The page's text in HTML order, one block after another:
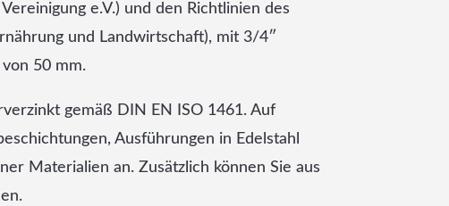
e.V.) und den Richtlinien des
und Landwirtschaft), mit 3/4″
50 mm.
gemäß DIN EN ISO 1461. Auf
Ausführungen in Edelstahl
Materialien an. Zusätzlich können Sie aus